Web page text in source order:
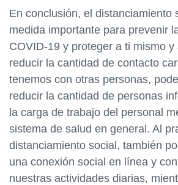
En conclusión, el distanciamiento
medida importante para prevenir
COVID-19 y proteger a ti mismo y
reducir la cantidad de contacto
tenemos con otras personas,
reducir la cantidad de personas
la carga de trabajo del personal
sistema de salud en general. Al
distanciamiento social, también
una conexión social en línea y
nuestras actividades diarias,